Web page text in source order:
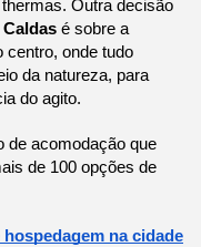
Outra decisão
Caldas é sobre a
centro, onde tudo
da natureza, para
do agito.
de acomodação que
de 100 opções de
na cidade